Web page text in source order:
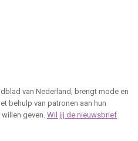
van Nederland, brengt mode en
behulp van patronen aan hun
geven. Wil jij de nieuwsbrief